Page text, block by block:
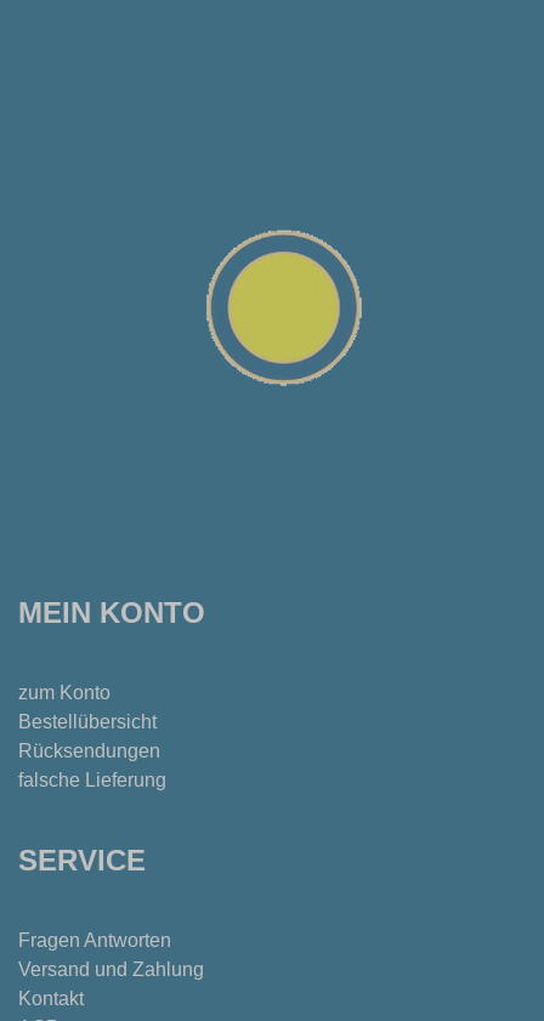
MEIN KONTO
zum Konto
Bestellübersicht
Rücksendungen
falsche Lieferung
SERVICE
Fragen Antworten
Versand und Zahlung
Kontakt